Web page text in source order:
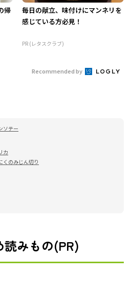
帰
毎日の献立、味付けにマンネリを
感じている方必見！
PR (レタスクラブ)
Recommended by
ソテー
カ
くのみじん切り
読みもの(PR)